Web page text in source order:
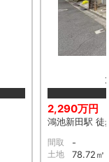
2,290万円
鴻池新田駅 徒
間取 -
土地 78.72㎡